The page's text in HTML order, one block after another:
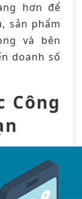
hơn để
sản phẩm
và bên
doanh số
Công